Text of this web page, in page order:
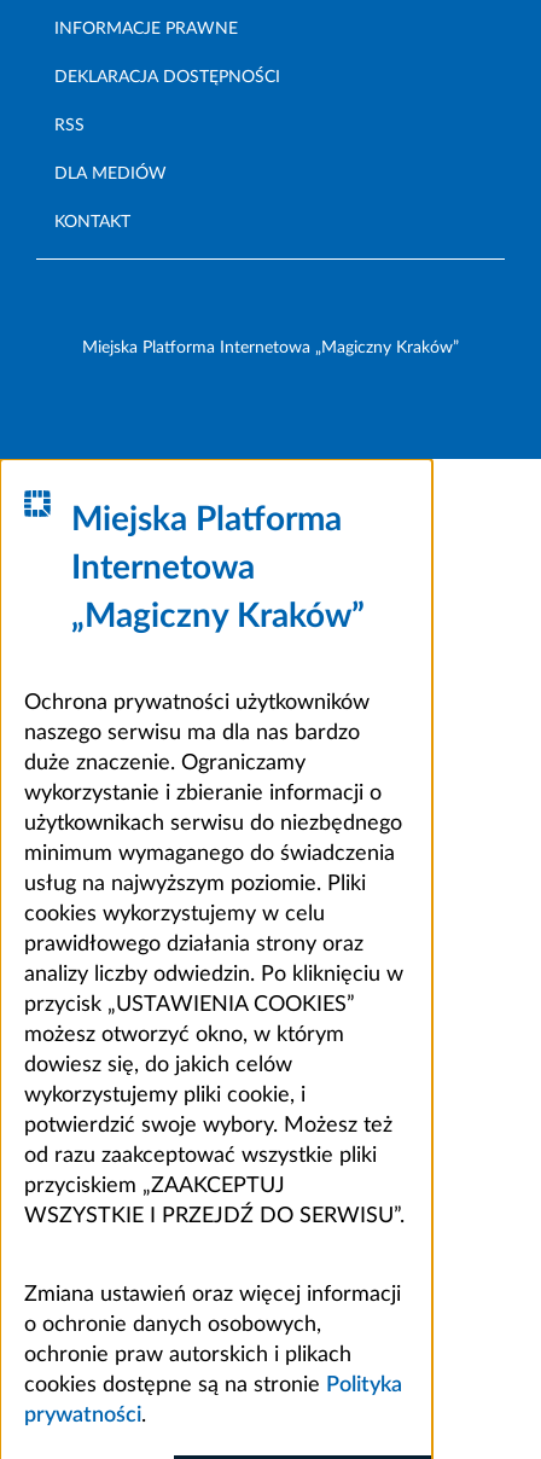
INFORMACJE PRAWNE
DEKLARACJA DOSTĘPNOŚCI
RSS
DLA MEDIÓW
KONTAKT
Miejska Platforma Internetowa „Magiczny Kraków”
Miejska Platforma
Internetowa
„Magiczny Kraków”
Ochrona prywatności użytkowników
naszego serwisu ma dla nas bardzo
duże znaczenie. Ograniczamy
wykorzystanie i zbieranie informacji o
użytkownikach serwisu do niezbędnego
minimum wymaganego do świadczenia
usług na najwyższym poziomie. Pliki
cookies wykorzystujemy w celu
prawidłowego działania strony oraz
analizy liczby odwiedzin. Po kliknięciu w
przycisk „USTAWIENIA COOKIES”
możesz otworzyć okno, w którym
dowiesz się, do jakich celów
wykorzystujemy pliki cookie, i
potwierdzić swoje wybory. Możesz też
od razu zaakceptować wszystkie pliki
przyciskiem „ZAAKCEPTUJ
WSZYSTKIE I PRZEJDŹ DO SERWISU”.
Zmiana ustawień oraz więcej informacji
o ochronie danych osobowych,
ochronie praw autorskich i plikach
cookies dostępne są na stronie Polityka
prywatności.